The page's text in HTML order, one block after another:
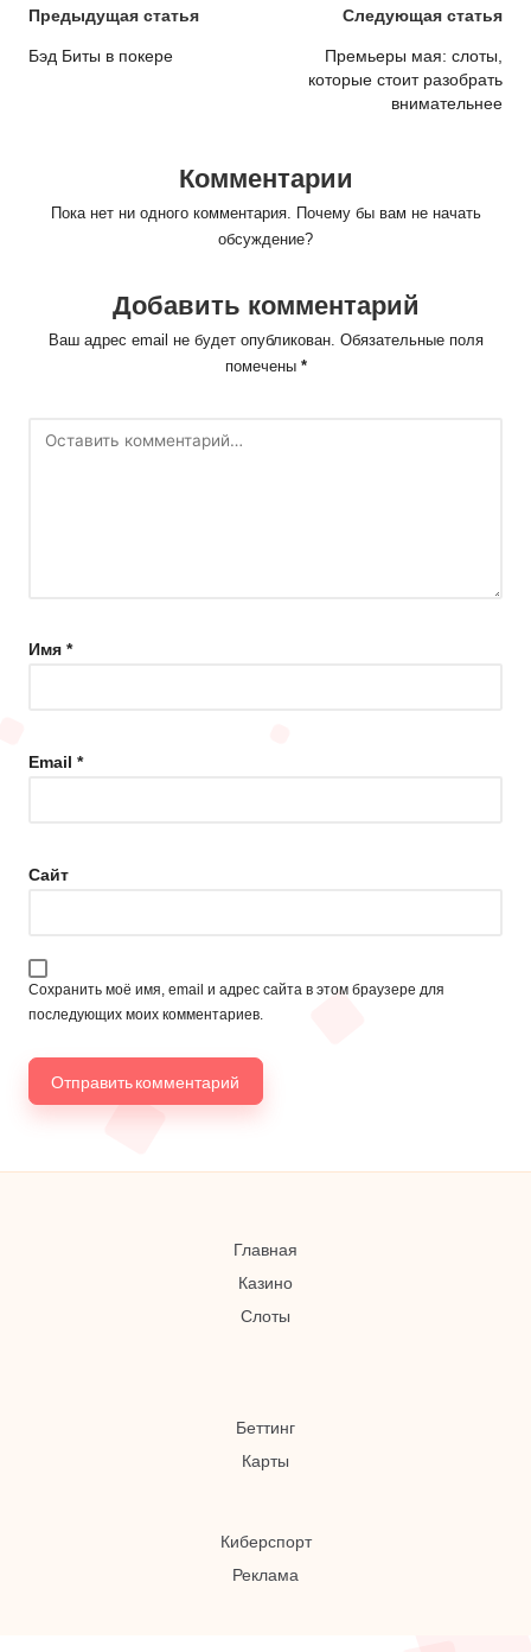
Post
navigation
Предыдущая статья
Бэд Биты в покере
Следующая статья
Премьеры мая: слоты,
которые стоит разобрать
внимательнее
Комментарии
Пока нет ни одного комментария. Почему бы вам не начать
обсуждение?
Добавить комментарий
Ваш адрес email не будет опубликован. Обязательные поля
помечены *
Имя *
Email *
Сайт
Сохранить моё имя, email и адрес сайта в этом браузере для
последующих моих комментариев.
Главная
Казино
Слоты
Беттинг
Карты
Киберспорт
Реклама